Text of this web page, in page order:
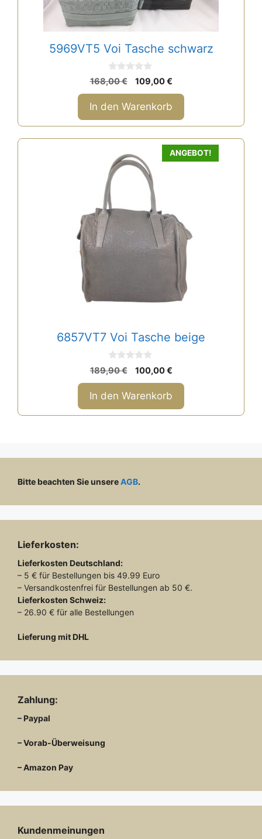
5969VT5 Voi Tasche schwarz
0
v
o
n
5
168,00€
Ursprünglicher
Preis
war:
168,00 €
109,00€Aktueller
Preis
ist:
109,00 €.
In den Warenkorb
ANGEBOT!
6857VT7 Voi Tasche beige
0
v
o
n
5
189,90€
Ursprünglicher
Preis
war:
189,90 €
100,00€Aktueller
Preis
ist:
100,00 €.
In den Warenkorb
Bitte beachten Sie unsereAGB.
Lieferkosten:
Lieferkosten Deutschland:
– 5 € für Bestellungen bis 49.99 Euro
– Versandkostenfrei für Bestellungen ab 50 €.
Lieferkosten Schweiz:
– 26.90 € für alle Bestellungen
Lieferung mit DHL
Zahlung:
– Paypal
– Vorab-Überweisung
– Amazon Pay
Kundenmeinungen